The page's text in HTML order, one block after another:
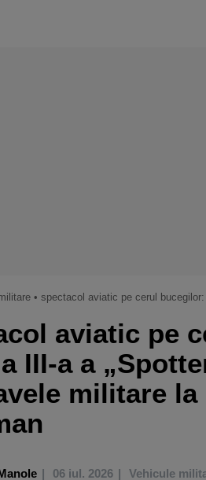
• spectacol aviatic pe cerul bucegilor: ediția a iii-a a
aviatic pe
III-a a
militare la
06 iul. 2026 Vehicule